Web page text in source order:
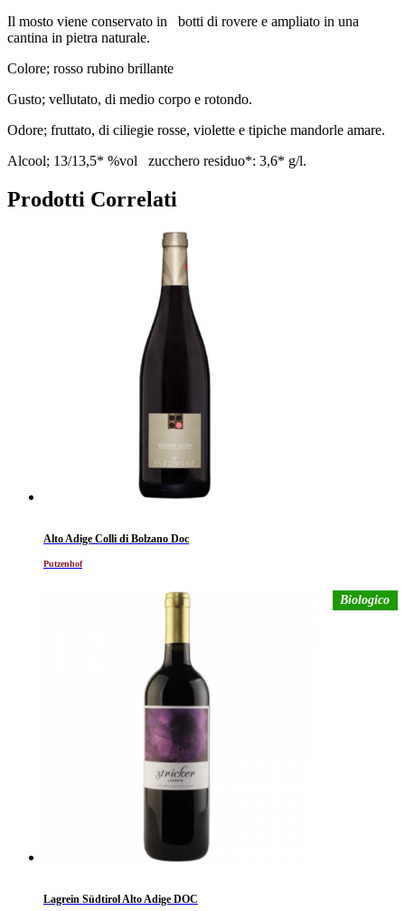
Il mosto viene conservato in botti di rovere e ampliato in una
cantina in pietra naturale.
Colore; rosso rubino brillante
Gusto; vellutato, di medio corpo e rotondo.
Odore; fruttato, di ciliegie rosse, violette e tipiche mandorle amare.
Alcool; 13/13,5* %vol zucchero residuo*: 3,6* g/l.
Prodotti Correlati
Alto Adige Colli di Bolzano Doc
Putzenhof
Biologico
Lagrein Südtirol Alto Adige DOC